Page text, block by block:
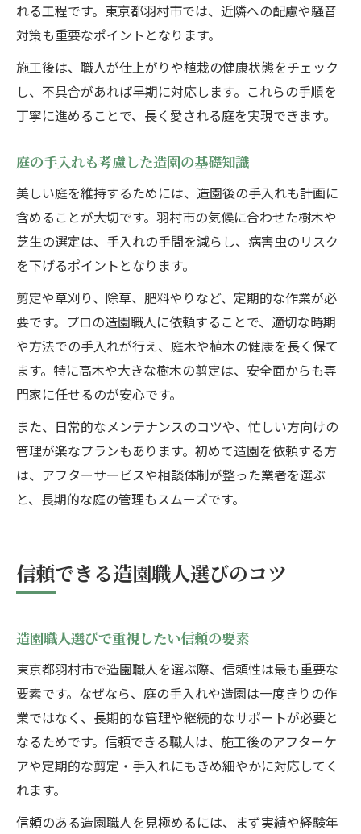
れる工程です。東京都羽村市では、近隣への配慮や騒音
対策も重要なポイントとなります。
施工後は、職人が仕上がりや植栽の健康状態をチェック
し、不具合があれば早期に対応します。これらの手順を
丁寧に進めることで、長く愛される庭を実現できます。
庭の手入れも考慮した造園の基礎知識
美しい庭を維持するためには、造園後の手入れも計画に
含めることが大切です。羽村市の気候に合わせた樹木や
芝生の選定は、手入れの手間を減らし、病害虫のリスク
を下げるポイントとなります。
剪定や草刈り、除草、肥料やりなど、定期的な作業が必
要です。プロの造園職人に依頼することで、適切な時期
や方法での手入れが行え、庭木や植木の健康を長く保て
ます。特に高木や大きな樹木の剪定は、安全面からも専
門家に任せるのが安心です。
また、日常的なメンテナンスのコツや、忙しい方向けの
管理が楽なプランもあります。初めて造園を依頼する方
は、アフターサービスや相談体制が整った業者を選ぶ
と、長期的な庭の管理もスムーズです。
信頼できる造園職人選びのコツ
造園職人選びで重視したい信頼の要素
東京都羽村市で造園職人を選ぶ際、信頼性は最も重要な
要素です。なぜなら、庭の手入れや造園は一度きりの作
業ではなく、長期的な管理や継続的なサポートが必要と
なるためです。信頼できる職人は、施工後のアフターケ
アや定期的な剪定・手入れにもきめ細やかに対応してく
れます。
信頼のある造園職人を見極めるには、まず実績や経験年